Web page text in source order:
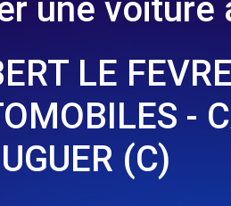
une voiture
LE
-
(C)